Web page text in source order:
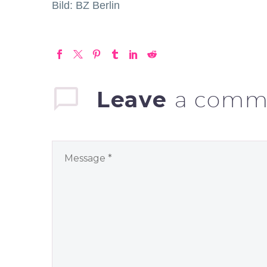
Bild: BZ Berlin
Leave a